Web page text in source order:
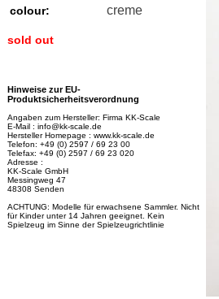
colour: creme
sold out
Hinweise zur EU-
Produktsicherheitsverordnung
Angaben zum Hersteller: Firma KK-Scale
E-Mail : info@kk-scale.de
Hersteller Homepage : www.kk-scale.de
Telefon: +49 (0) 2597 / 69 23 00
Telefax: +49 (0) 2597 / 69 23 020
Adresse :
KK-Scale GmbH
Messingweg 47
48308 Senden
ACHTUNG: Modelle für erwachsene Sammler. Nicht
für Kinder unter 14 Jahren geeignet. Kein
Spielzeug im Sinne der Spielzeugrichtlinie